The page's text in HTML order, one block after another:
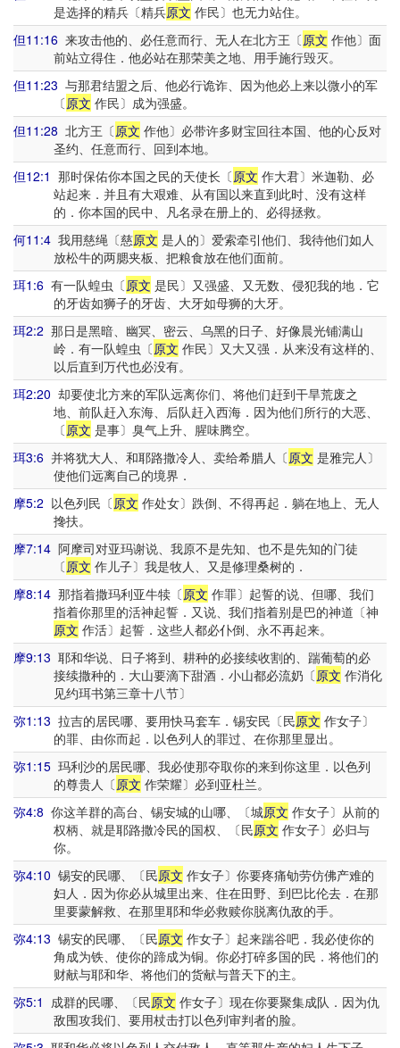
是选择的精兵〔精兵原文 作民〕也无力站住。
但11:16 来攻击他的、必任意而行、无人在北方王〔原文 作他〕面
前站立得住．他必站在那荣美之地、用手施行毁灭。
但11:23 与那君结盟之后、他必行诡诈、因为他必上来以微小的军
〔原文 作民〕成为强盛。
但11:28 北方王〔原文 作他〕必带许多财宝回往本国、他的心反对
圣约、任意而行、回到本地。
但12:1 那时保佑你本国之民的天使长〔原文 作大君〕米迦勒、必
站起来．并且有大艰难、从有国以来直到此时、没有这样
的．你本国的民中、凡名录在册上的、必得拯救。
何11:4 我用慈绳〔慈原文 是人的〕爱索牵引他们、我待他们如人
放松牛的两腮夹板、把粮食放在他们面前。
珥1:6 有一队蝗虫〔原文 是民〕又强盛、又无数、侵犯我的地．它
的牙齿如狮子的牙齿、大牙如母狮的大牙。
珥2:2 那日是黑暗、幽冥、密云、乌黑的日子、好像晨光铺满山
岭．有一队蝗虫〔原文 作民〕又大又强．从来没有这样的、
以后直到万代也必没有。
珥2:20 却要使北方来的军队远离你们、将他们赶到干旱荒废之
地、前队赶入东海、后队赶入西海．因为他们所行的大恶、
〔原文 是事〕臭气上升、腥味腾空。
珥3:6 并将犹大人、和耶路撒冷人、卖给希腊人〔原文 是雅完人〕
使他们远离自己的境界．
摩5:2 以色列民〔原文 作处女〕跌倒、不得再起．躺在地上、无人
搀扶。
摩7:14 阿摩司对亚玛谢说、我原不是先知、也不是先知的门徒
〔原文 作儿子〕我是牧人、又是修理桑树的．
摩8:14 那指着撒玛利亚牛犊〔原文 作罪〕起誓的说、但哪、我们
指着你那里的活神起誓．又说、我们指着别是巴的神道〔神
原文 作活〕起誓．这些人都必仆倒、永不再起来。
摩9:13 耶和华说、日子将到、耕种的必接续收割的、踹葡萄的必
接续撒种的．大山要滴下甜酒．小山都必流奶〔原文 作消化
见约珥书第三章十八节〕
弥1:13 拉吉的居民哪、要用快马套车．锡安民〔民原文 作女子〕
的罪、由你而起．以色列人的罪过、在你那里显出。
弥1:15 玛利沙的居民哪、我必使那夺取你的来到你这里．以色列
的尊贵人〔原文 作荣耀〕必到亚杜兰。
弥4:8 你这羊群的高台、锡安城的山哪、〔城原文 作女子〕从前的
权柄、就是耶路撒冷民的国权、〔民原文 作女子〕必归与
你。
弥4:10 锡安的民哪、〔民原文 作女子〕你要疼痛劬劳仿佛产难的
妇人．因为你必从城里出来、住在田野、到巴比伦去．在那
里要蒙解救、在那里耶和华必救赎你脱离仇敌的手。
弥4:13 锡安的民哪、〔民原文 作女子〕起来踹谷吧．我必使你的
角成为铁、使你的蹄成为铜。你必打碎多国的民．将他们的
财献与耶和华、将他们的货献与普天下的主。
弥5:1 成群的民哪、〔民原文 作女子〕现在你要聚集成队．因为仇
敌围攻我们、要用杖击打以色列审判者的脸。